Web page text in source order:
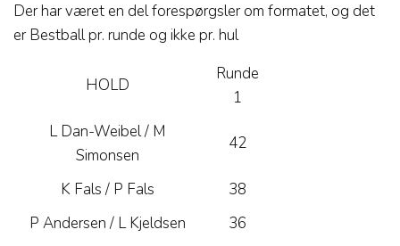
Der har været en del forespørgsler om formatet, og det
er Bestball pr. runde og ikke pr. hul
HOLD
Runde
1
L Dan-Weibel / M
Simonsen
42
K Fals / P Fals
38
P Andersen / L Kjeldsen
36